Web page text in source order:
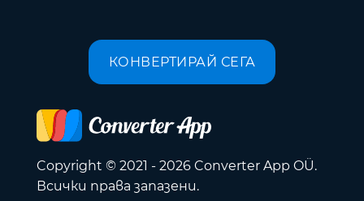
КОНВЕРТИРАЙ СЕГА
Copyright © 2021 - 2026 Converter App OÜ.
Всички права запазени.